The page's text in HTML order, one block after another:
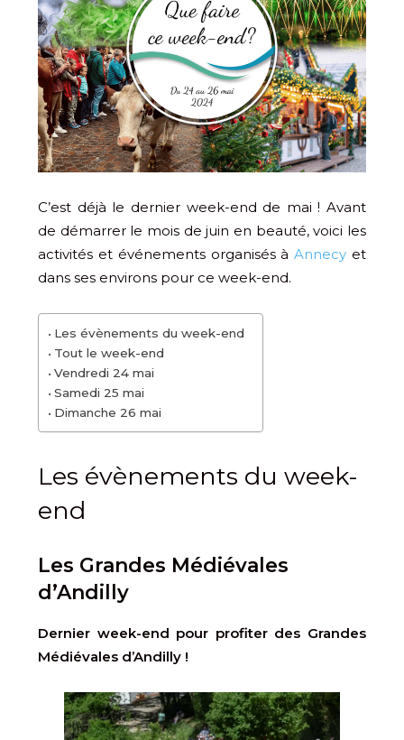
C’est déjà le dernier week-end de mai ! Avant
de démarrer le mois de juin en beauté, voici les
activités et événements organisés àAnnecy et
dans ses environs pour ce week-end.
Les évènements du week-end
Tout le week-end
Vendredi 24 mai
Samedi 25 mai
Dimanche 26 mai
Les évènements du week-
end
Les Grandes Médiévales
d’Andilly
Dernier week-end pour profiter des Grandes
Médiévales d’Andilly !